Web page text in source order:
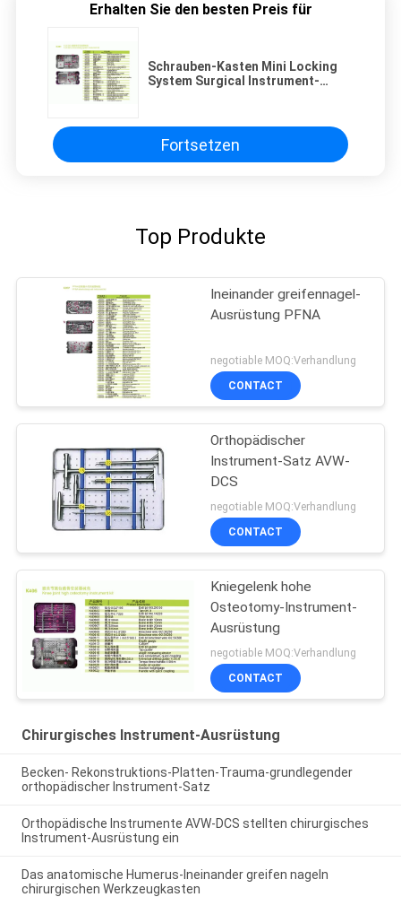
Erhalten Sie den besten Preis für
Schrauben-Kasten Mini Locking
System Surgical Instrument-
Fortsetzen
Top Produkte
Ineinander greifennagel-
Ausrüstung PFNA
negotiable MOQ:Verhandlung
CONTACT
Orthopädischer
Instrument-Satz AVW-
DCS
negotiable MOQ:Verhandlung
CONTACT
Kniegelenk hohe
Osteotomy-Instrument-
Ausrüstung
negotiable MOQ:Verhandlung
CONTACT
Chirurgisches Instrument-Ausrüstung
Becken- Rekonstruktions-Platten-Trauma-grundlegender
orthopädischer Instrument-Satz
Orthopädische Instrumente AVW-DCS stellten chirurgisches
Instrument-Ausrüstung ein
Das anatomische Humerus-Ineinander greifen nageln
chirurgischen Werkzeugkasten